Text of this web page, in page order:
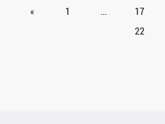
« 1 ... 17
22